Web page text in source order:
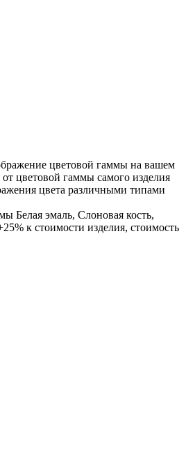
цветовой гаммы на вашем
цветовой гаммы самого изделия
цвета различными типами
Белая эмаль, Слоновая кость,
к стоимости изделия, стоимость